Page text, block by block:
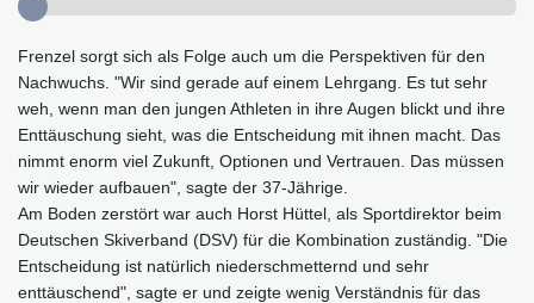
Frenzel sorgt sich als Folge auch um die Perspektiven für den
Nachwuchs. "Wir sind gerade auf einem Lehrgang. Es tut sehr
weh, wenn man den jungen Athleten in ihre Augen blickt und ihre
Enttäuschung sieht, was die Entscheidung mit ihnen macht. Das
nimmt enorm viel Zukunft, Optionen und Vertrauen. Das müssen
wir wieder aufbauen", sagte der 37-Jährige.
Am Boden zerstört war auch Horst Hüttel, als Sportdirektor beim
Deutschen Skiverband (DSV) für die Kombination zuständig. "Die
Entscheidung ist natürlich niederschmetternd und sehr
enttäuschend", sagte er und zeigte wenig Verständnis für das